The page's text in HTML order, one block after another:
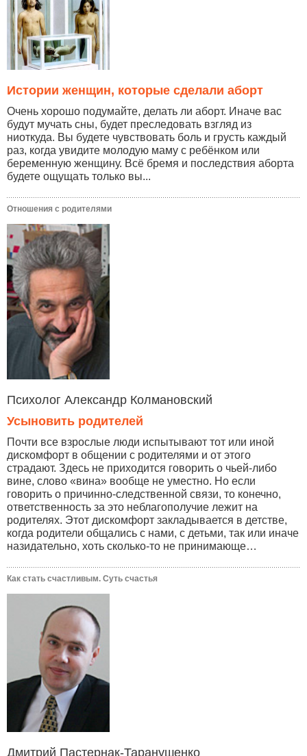
Истории женщин, которые сделали аборт
Очень хорошо подумайте, делать ли аборт. Иначе вас
будут мучать сны, будет преследовать взгляд из
ниоткуда. Вы будете чувствовать боль и грусть каждый
раз, когда увидите молодую маму с ребёнком или
беременную женщину. Всё бремя и последствия аборта
будете ощущать только вы...
Отношения с родителями
Психолог Александр Колмановский
Усыновить родителей
Почти все взрослые люди испытывают тот или иной
дискомфорт в общении с родителями и от этого
страдают. Здесь не приходится говорить о чьей-либо
вине, слово «вина» вообще не уместно. Но если
говорить о причинно-следственной связи, то конечно,
ответственность за это неблагополучие лежит на
родителях. Этот дискомфорт закладывается в детстве,
когда родители общались с нами, с детьми, так или иначе
назидательно, хоть сколько-то не принимающе…
Как стать счастливым. Суть счастья
Дмитрий Пастернак-Таранушенко